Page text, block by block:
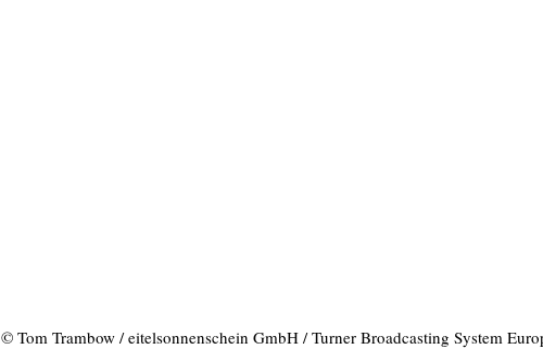
© Tom Trambow / eitelsonnenschein GmbH / Turner Broadcasting System